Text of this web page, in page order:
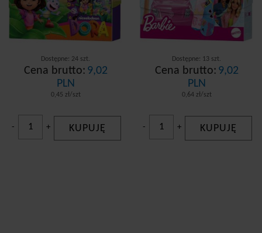
Dostępne: 24 szt.
Cena brutto: 9,02
PLN
0,45 zł/szt
- + KUPUJĘ
Dostępne: 13 szt.
Cena brutto: 9,02
PLN
0,64 zł/szt
- + KUPUJĘ